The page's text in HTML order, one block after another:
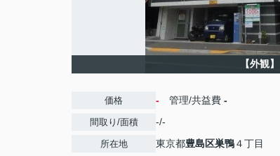
【外観】
価格 - 管理/共益費 -
間取り/面積 -/-
所在地 東京都豊島区巣鴨４丁目